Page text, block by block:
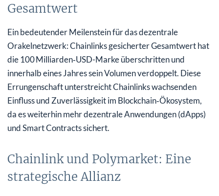
Gesamtwert
Ein bedeutender Meilenstein für das dezentrale
Orakelnetzwerk: Chainlinks gesicherter Gesamtwert hat
die 100 Milliarden‑USD-Marke überschritten und
innerhalb eines Jahres sein Volumen verdoppelt. Diese
Errungenschaft unterstreicht Chainlinks wachsenden
Einfluss und Zuverlässigkeit im Blockchain‑Ökosystem,
da es weiterhin mehr dezentrale Anwendungen (dApps)
und Smart Contracts sichert.
Chainlink und Polymarket: Eine
strategische Allianz